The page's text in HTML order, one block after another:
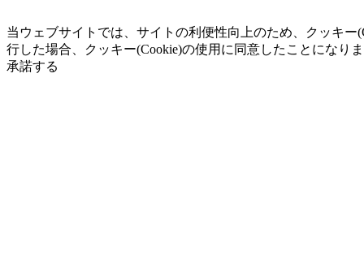
当ウェブサイトでは、サイトの利便性向上のため、クッキ
行した場合、クッキー(Cookie)の使用に同意したことになり
承諾する